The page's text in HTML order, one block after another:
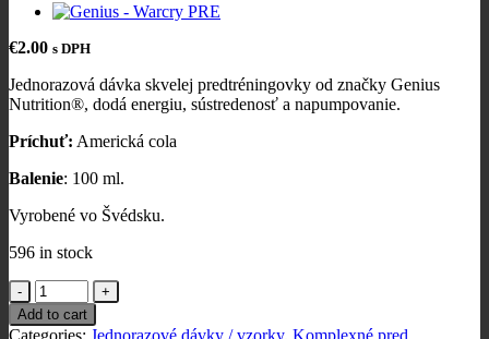
€2.00 s DPH
Jednorazová dávka skvelej predtréningovky od značky Genius
Nutrition®, dodá energiu, sústredenosť a napumpovanie.
Príchuť: Americká cola
Balenie: 100 ml.
Vyrobené vo Švédsku.
596 in stock
Genius
–
WARCRY
Add to cart
Categories: Jednorazové dávky / vzorky, Komplexné pred